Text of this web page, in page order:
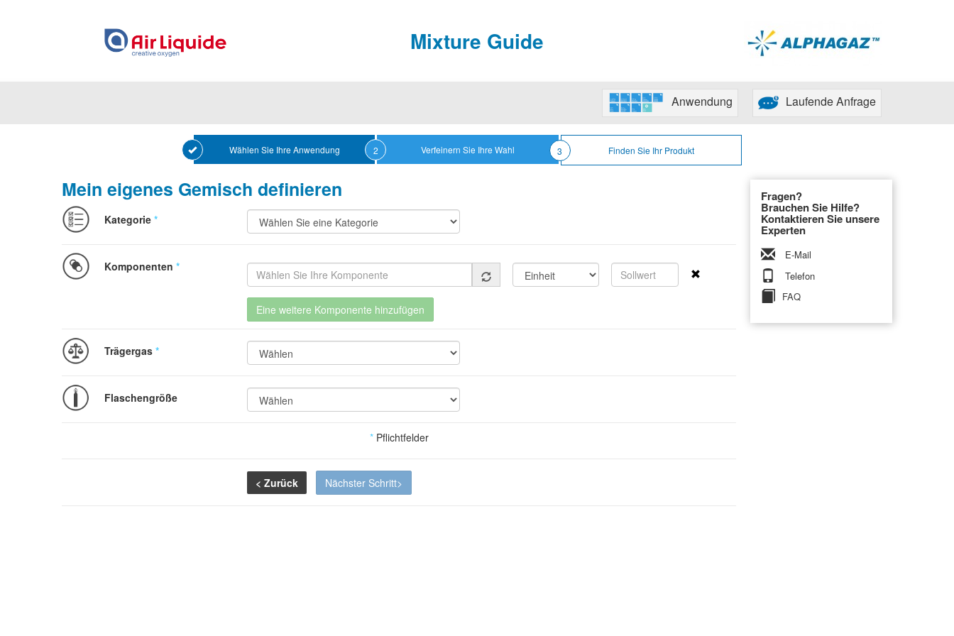
Mixture Guide
Anwendung Laufende Anfrage
Wählen Sie Ihre Anwendung 2 Verfeinern Sie Ihre Wahl 3 Finden Sie Ihr Produkt
Fragen?
Brauchen Sie Hilfe?
Kontaktieren Sie unsere
Experten
E-Mail
Telefon
FAQ
Mein eigenes Gemisch definieren
Kategorie *
Komponenten *
Bestandteil Target
Eine weitere Komponente hinzufügen
Trägergas *
Flaschengröße
*Pflichtfelder
< Zurück Nächster Schritt>